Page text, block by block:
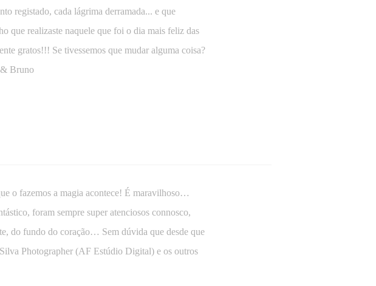
registado, cada lágrima derramada... e que
que realizaste naquele que foi o dia mais feliz das
gratos!!! Se tivessemos que mudar alguma coisa?
Bruno
o fazemos a magia acontece! É maravilhoso…
foram sempre super atenciosos connosco,
do fundo do coração… Sem dúvida que desde que
Photographer (AF Estúdio Digital) e os outros